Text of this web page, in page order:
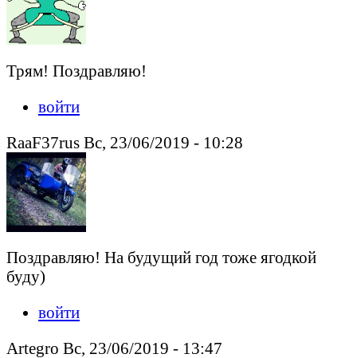
Трям! Поздравляю!
войти
RaaF37rus Вс, 23/06/2019 - 10:28
Поздравляю! На будущий год тоже ягодкой
буду)
войти
Artegro Вс, 23/06/2019 - 13:47